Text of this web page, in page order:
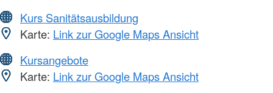
Kurs Sanitätsausbildung
Karte: Link zur Google Maps Ansicht
Kursangebote
Karte: Link zur Google Maps Ansicht